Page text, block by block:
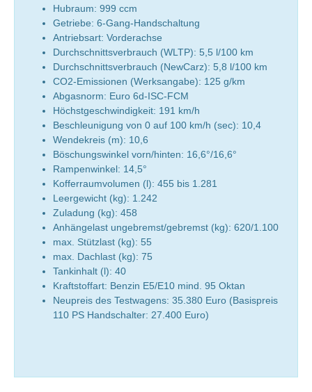
Hubraum: 999 ccm
Getriebe: 6-Gang-Handschaltung
Antriebsart: Vorderachse
Durchschnittsverbrauch (WLTP): 5,5 l/100 km
Durchschnittsverbrauch (NewCarz): 5,8 l/100 km
CO2-Emissionen (Werksangabe): 125 g/km
Abgasnorm: Euro 6d-ISC-FCM
Höchstgeschwindigkeit: 191 km/h
Beschleunigung von 0 auf 100 km/h (sec): 10,4
Wendekreis (m): 10,6
Böschungswinkel vorn/hinten: 16,6°/16,6°
Rampenwinkel: 14,5°
Kofferraumvolumen (l): 455 bis 1.281
Leergewicht (kg): 1.242
Zuladung (kg): 458
Anhängelast ungebremst/gebremst (kg): 620/1.100
max. Stützlast (kg): 55
max. Dachlast (kg): 75
Tankinhalt (l): 40
Kraftstoffart: Benzin E5/E10 mind. 95 Oktan
Neupreis des Testwagens: 35.380 Euro (Basispreis
110 PS Handschalter: 27.400 Euro)